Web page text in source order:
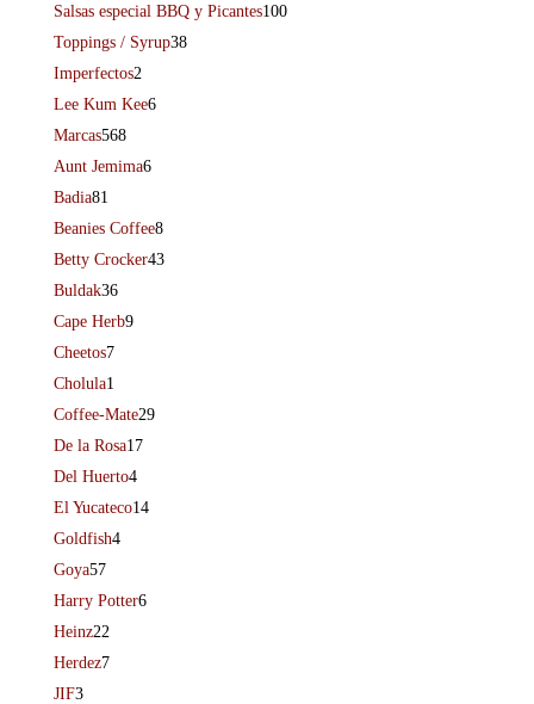
Salsas especial BBQ y Picantes100
Toppings / Syrup38
Imperfectos2
Lee Kum Kee6
Marcas568
Aunt Jemima6
Badia81
Beanies Coffee8
Betty Crocker43
Buldak36
Cape Herb9
Cheetos7
Cholula1
Coffee-Mate29
De la Rosa17
Del Huerto4
El Yucateco14
Goldfish4
Goya57
Harry Potter6
Heinz22
Herdez7
JIF3